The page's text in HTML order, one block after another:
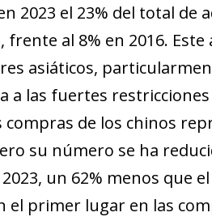
2023 el 23% del total de
al 8% en 2016.
asiáticos,
a las fuertes
compras de los chinos
su número se ha
un 62% menos que
primer lugar en las